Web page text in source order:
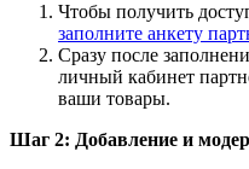
Чтобы получить
заполните анкету
Сразу после
личный кабинет
ваши товары.
Шаг 2: Добавление и